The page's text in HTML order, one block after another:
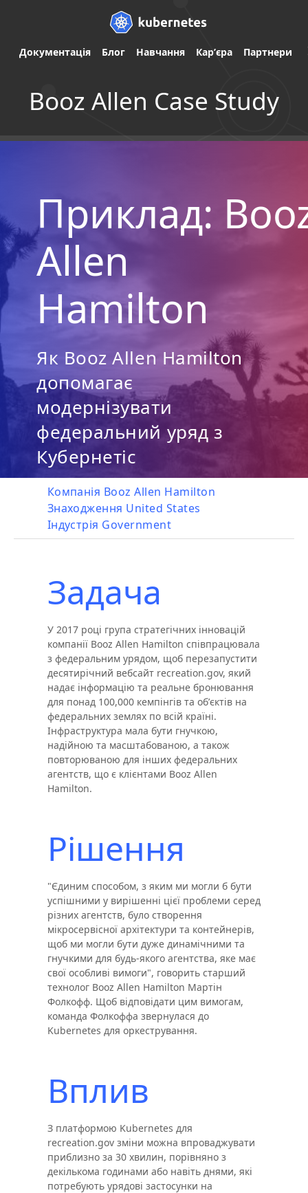
Документація Блог Навчання Карʼєра Партнери
Booz Allen Case Study
Приклад:
Allen
Hamilton
Як Booz Allen Hamilton
допомагає
модернізувати
федеральний уряд з
Кубернетіс
Компанія Booz Allen Hamilton
Знаходження United States
Індустрія Government
Задача
У 2017 році група стратегічних інновацій
компанії Booz Allen Hamilton співпрацювала
з федеральним урядом, щоб перезапустити
десятирічний вебсайт recreation.gov, який
надає інформацію та реальне бронювання
для понад 100,000 кемпінгів та обʼєктів на
федеральних землях по всій країні.
Інфраструктура мала бути гнучкою,
надійною та масштабованою, а також
повторюваною для інших федеральних
агентств, що є клієнтами Booz Allen
Hamilton.
Рішення
"Єдиним способом, з яким ми могли б бути
успішними у вирішенні цієї проблеми серед
різних агентств, було створення
мікросервісної архітектури та контейнерів,
щоб ми могли бути дуже динамічними та
гнучкими для будь-якого агентства, яке має
свої особливі вимоги", говорить старший
технолог Booz Allen Hamilton Мартін
Фолкофф. Щоб відповідати цим вимогам,
команда Фолкоффа звернулася до
Kubernetes для оркестрування.
Вплив
З платформою Kubernetes для
recreation.gov зміни можна впроваджувати
приблизно за 30 хвилин, порівняно з
декількома годинами або навіть днями, які
потребують урядові застосунки на